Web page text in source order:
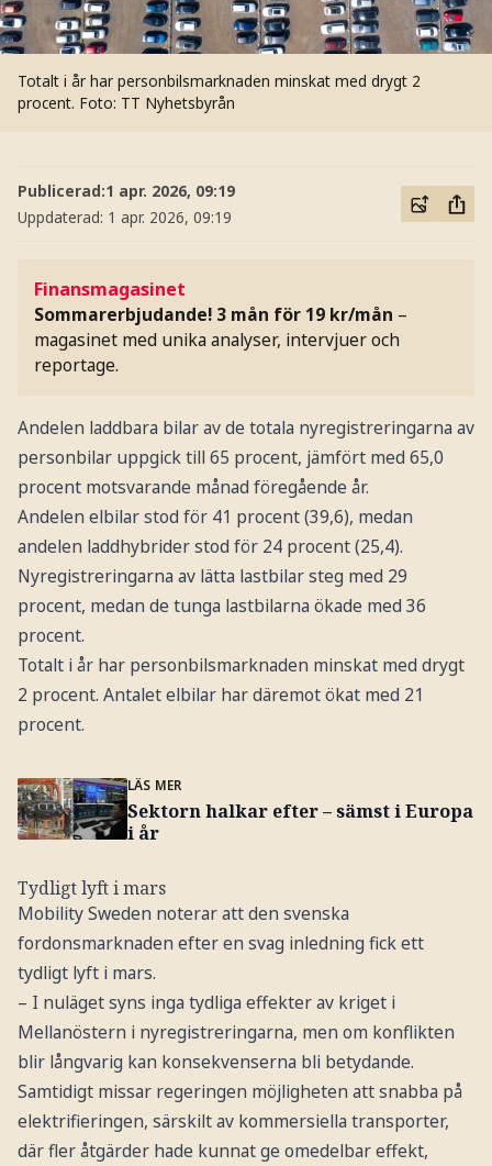
Totalt i år har personbilsmarknaden minskat med drygt 2
procent. Foto: TT Nyhetsbyrån
Publicerad:1 apr. 2026, 09:19
Uppdaterad: 1 apr. 2026, 09:19
Finansmagasinet
Sommarerbjudande! 3 mån för 19 kr/mån –
magasinet med unika analyser, intervjuer och
reportage.
Andelen laddbara bilar av de totala nyregistreringarna av
personbilar uppgick till 65 procent, jämfört med 65,0
procent motsvarande månad föregående år.
Andelen elbilar stod för 41 procent (39,6), medan
andelen laddhybrider stod för 24 procent (25,4).
Nyregistreringarna av lätta lastbilar steg med 29
procent, medan de tunga lastbilarna ökade med 36
procent.
Totalt i år har personbilsmarknaden minskat med drygt
2 procent. Antalet elbilar har däremot ökat med 21
procent.
LÄS MER
Sektorn halkar efter – sämst i Europa
i år
Tydligt lyft i mars
Mobility Sweden noterar att den svenska
fordonsmarknaden efter en svag inledning fick ett
tydligt lyft i mars.
– I nuläget syns inga tydliga effekter av kriget i
Mellanöstern i nyregistreringarna, men om konflikten
blir långvarig kan konsekvenserna bli betydande.
Samtidigt missar regeringen möjligheten att snabba på
elektrifieringen, särskilt av kommersiella transporter,
där fler åtgärder hade kunnat ge omedelbar effekt,